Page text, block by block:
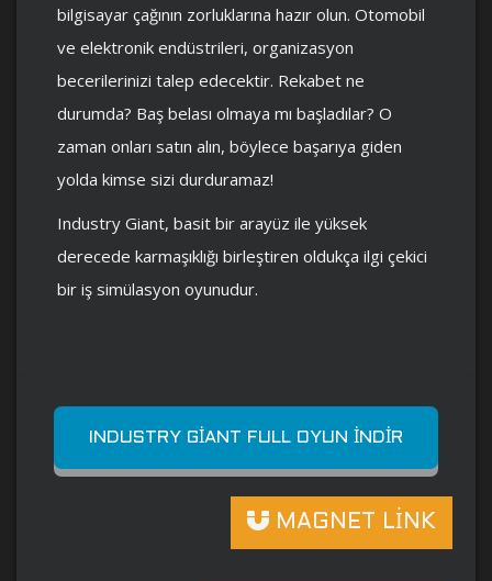
bilgisayar çağının zorluklarına hazır olun. Otomobil
ve elektronik endüstrileri, organizasyon
becerilerinizi talep edecektir. Rekabet ne
durumda? Baş belası olmaya mı başladılar? O
zaman onları satın alın, böylece başarıya giden
yolda kimse sizi durduramaz!
Industry Giant, basit bir arayüz ile yüksek
derecede karmaşıklığı birleştiren oldukça ilgi çekici
bir iş simülasyon oyunudur.
INDUSTRY GIANT FULL OYUN İNDIR
MAGNET LİNK